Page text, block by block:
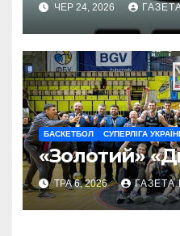
ЧЕР 24, 2026
БАСКЕТБОЛ СУПЕРЛІГА
«Золотий»
ТРА 6, 2026 ГАЗЕТА